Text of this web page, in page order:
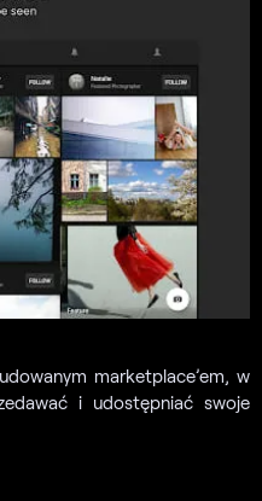
marketplace’em, w
i udostępniać swoje